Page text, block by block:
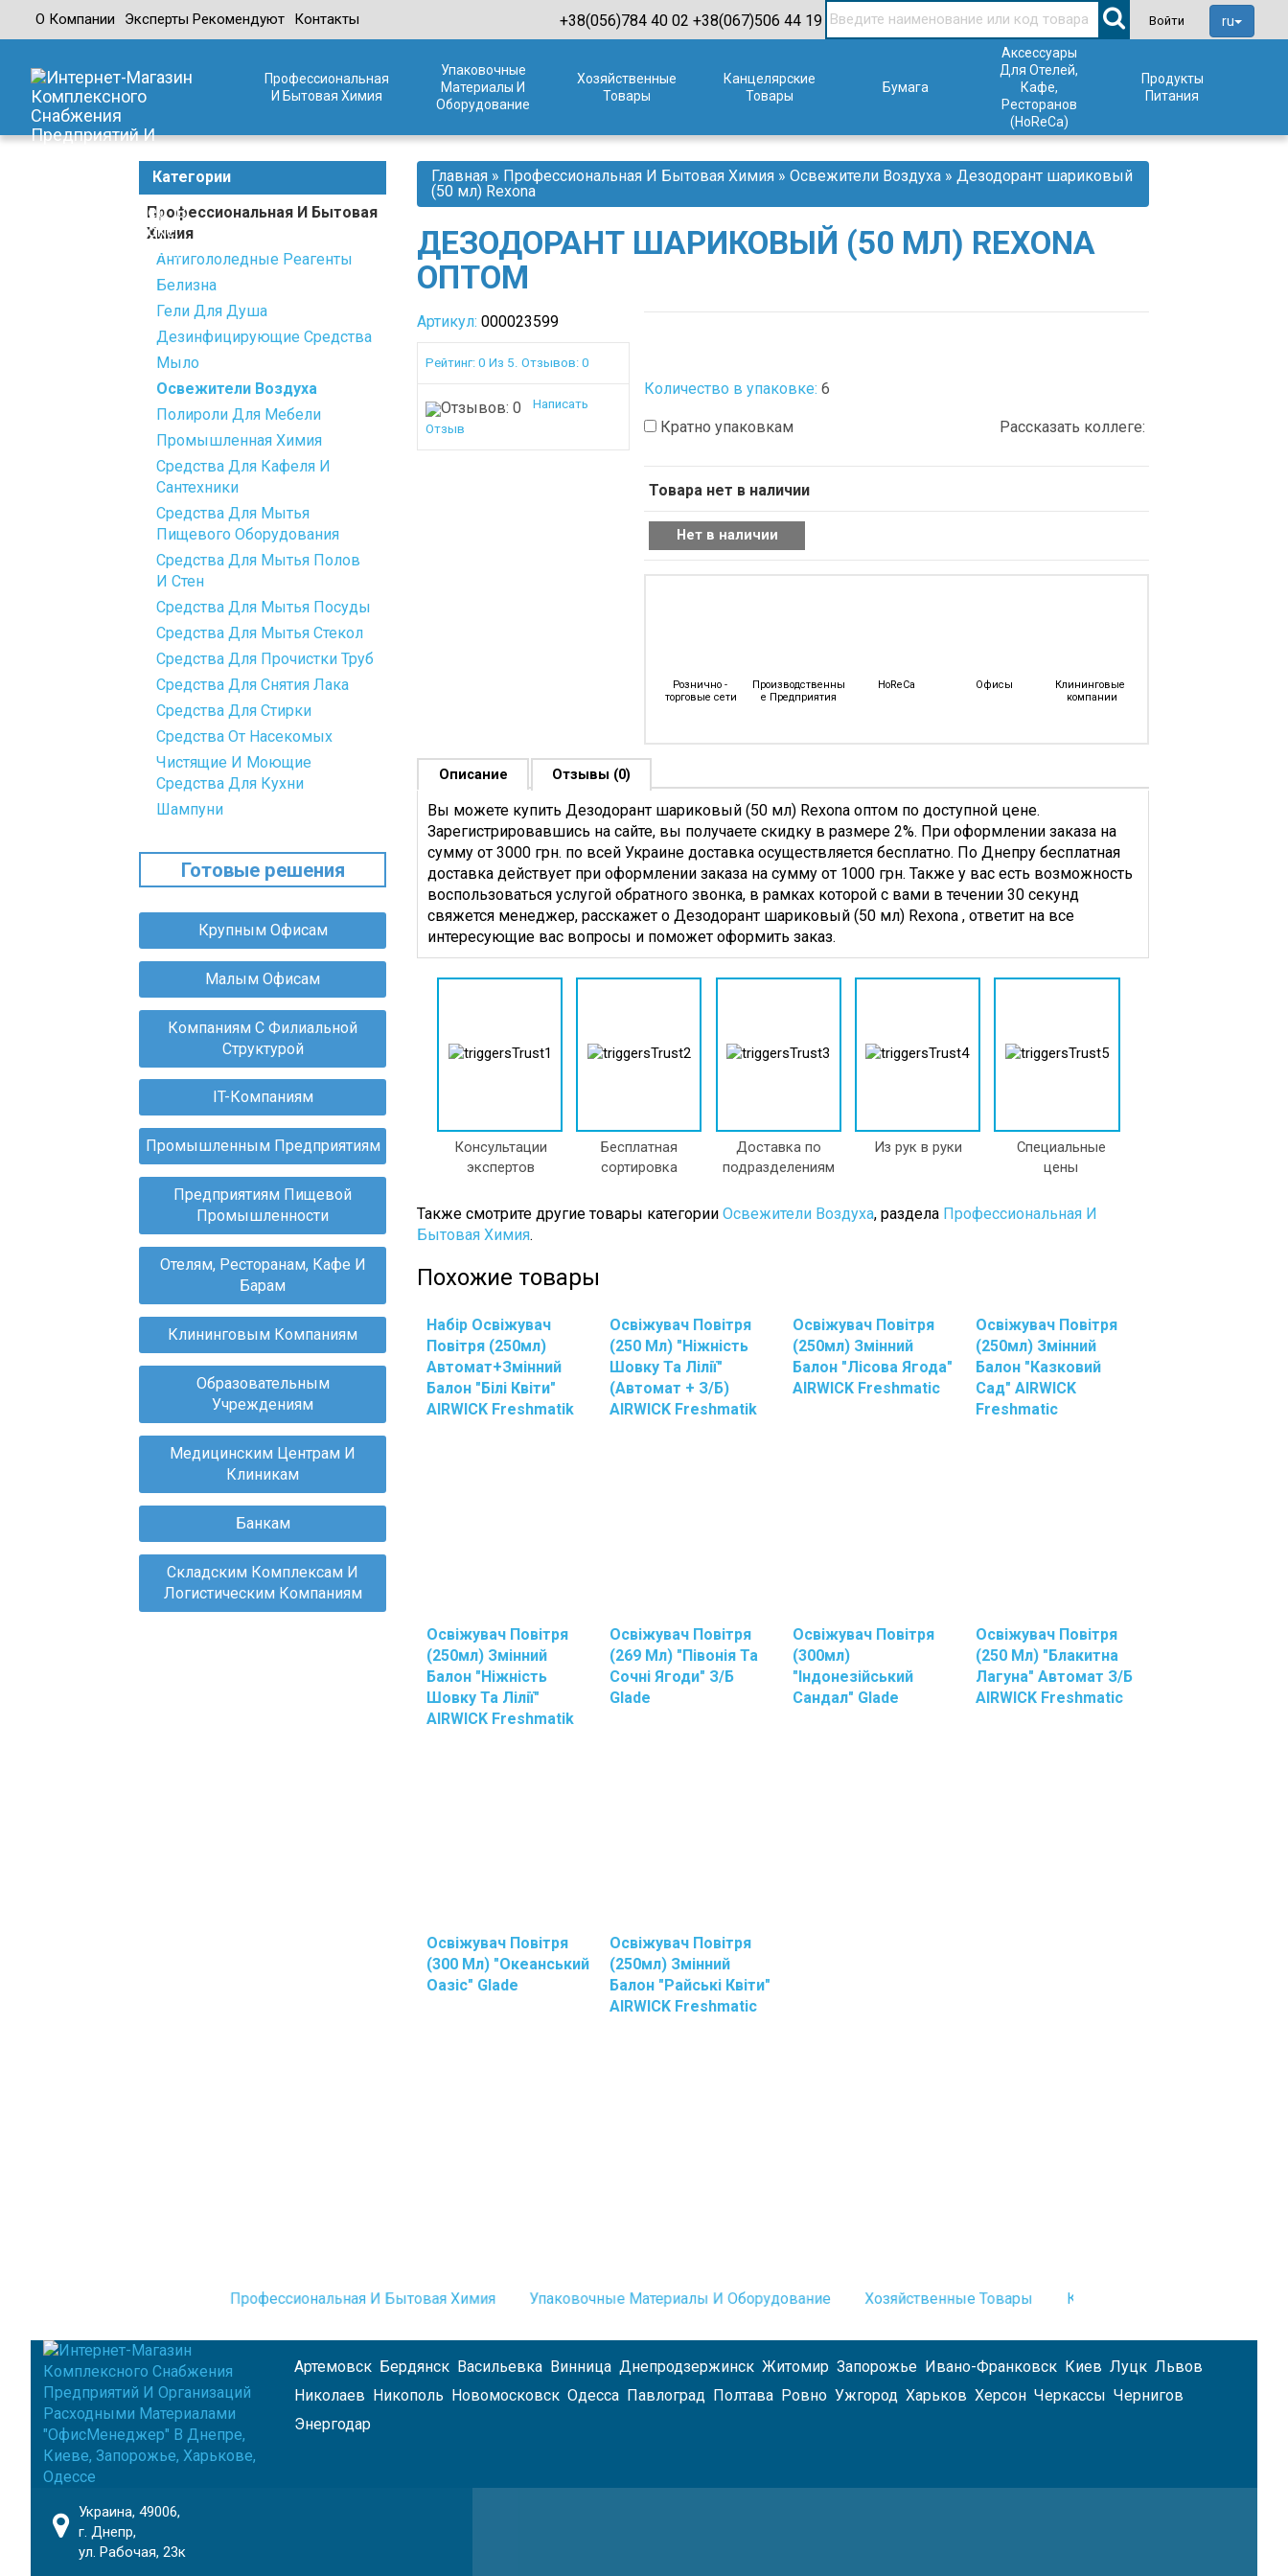
О Компании Эксперты Рекомендуют Контакты +38(056)784 40 02 +38(067)506 44 19 Войти ru
Профессиональная
И Бытовая Химия
Упаковочные
Материалы И
Оборудование
Хозяйственные
Товары
Канцелярские
Товары
Бумага
Аксессуары
Для Отелей,
Кафе,
Ресторанов
(HoReCa)
Продукты
Питания
Главная » Профессиональная И Бытовая Химия »Освежители Воздуха » Дезодорант шариковый
(50 мл) Rexona
ДЕЗОДОРАНТ ШАРИКОВЫЙ (50 МЛ) REXONA
ОПТОМ
Артикул: 000023599
Рейтинг: 0 Из 5. Отзывов: 0
Написать
Отзыв
Количество в упаковке: 6
Кратно упаковкам Рассказать коллеге:
Товара нет в наличии
Рознично -
торговые сети
Производственны
е Предприятия
HoReCa Офисы
Клининговые
компании
Описание Отзывы (0)
Вы можете купить Дезодорант шариковый (50 мл) Rexona оптом по доступной цене.
Зарегистрировавшись на сайте, вы получаете скидку в размере 2%. При оформлении заказа на
сумму от 3000 грн. по всей Украине доставка осуществляется бесплатно. По Днепру бесплатная
доставка действует при оформлении заказа на сумму от 1000 грн. Также у вас есть возможность
воспользоваться услугой обратного звонка, в рамках которой с вами в течении 30 секунд
свяжется менеджер, расскажет о Дезодорант шариковый (50 мл) Rexona , ответит на все
интересующие вас вопросы и поможет оформить заказ.
Консультации
экспертов
Бесплатная
сортировка
Доставка по
подразделениям
Из рук в руки
Специальные
цены
Также смотрите другие товары категорииОсвежители Воздуха, раздела Профессиональная И
Бытовая Химия.
Похожие товары
Набір Освіжувач
Повітря (250мл)
Автомат+змінний
Балон "Білі Квіти"
AIRWICK Freshmatik
Освіжувач Повітря
(250 Мл) "Ніжність
Шовку Та Лілії"
(автомат + З/б)
AIRWICK Freshmatik
Освіжувач Повітря
(250мл) Змінний
Балон "Лісова Ягода"
AIRWICK Freshmatic
Освіжувач Повітря
(250мл) Змінний
Балон "Казковий
Сад" AIRWICK
Freshmatic
Освіжувач Повітря
(250мл) Змінний
Балон "Ніжність
Шовку Та Лілії"
AIRWICK Freshmatik
Освіжувач Повітря
(269 Мл) "Півонія Та
Сочні Ягоди" З/б
Glade
Освіжувач Повітря
(300мл)
"Індонезійський
Сандал" Glade
Освіжувач Повітря
(250 Мл) "Блакитна
Лагуна" Автомат З/б
AIRWICK Freshmatic
Освіжувач Повітря
(300 Мл) "Океанський
Оазіс" Glade
Освіжувач Повітря
(250мл) Змінний
Балон "Райські Квіти"
AIRWICK Freshmatic
Категории
Профессиональная И Бытовая
Химия
Антигололедные Реагенты
Белизна
Гели Для Душа
Дезинфицирующие Средства
Мыло
Освежители Воздуха
Полироли Для Мебели
Промышленная Химия
Средства Для Кафеля И
Сантехники
Средства Для Мытья
Пищевого Оборудования
Средства Для Мытья Полов
И Стен
Средства Для Мытья Посуды
Средства Для Мытья Стекол
Средства Для Прочистки Труб
Средства Для Снятия Лака
Средства Для Стирки
Средства От Насекомых
Чистящие И Моющие
Средства Для Кухни
Шампуни
Готовые решения
Крупным Офисам
Малым Офисам
Компаниям С Филиальной
Структурой
IT-Компаниям
Промышленным Предприятиям
Предприятиям Пищевой
Промышленности
Отелям, Ресторанам, Кафе И
Барам
Клининговым Компаниям
Образовательным
Учреждениям
Медицинским Центрам И
Клиникам
Банкам
Складским Комплексам И
Логистическим Компаниям
Профессиональная И Бытовая Химия Упаковочные Материалы И Оборудование Хозяйственные Товары Канцелярские Товары
Артемовск Бердянск Васильевка Винница Днепродзержинск Житомир Запорожье Ивано-Франковск Киев Луцк Львов
Николаев
Никополь Новомосковск Одесса Павлоград Полтава Ровно Ужгород Харьков Херсон Черкассы Чернигов
Энергодар
Украина, 49006,
г. Днепр,
ул. Рабочая, 23к